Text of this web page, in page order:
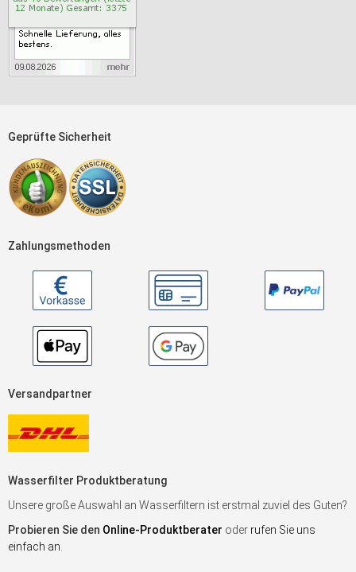
Geprüfte Sicherheit
Zahlungsmethoden
Versandpartner
Wasserfilter Produktberatung
Unsere große Auswahl an Wasserfiltern ist erstmal zuviel des Guten?
Probieren Sie den Online-Produktberater oder rufen Sie uns
einfach an.